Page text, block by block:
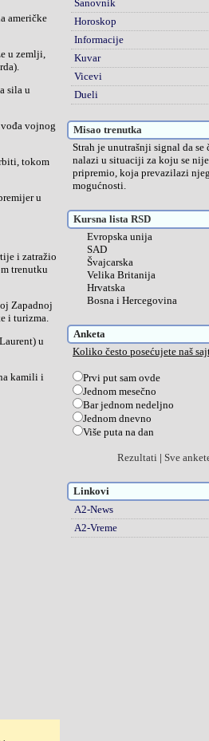
trenutku
i turizma.
Sanovnik
Horoskop
Informacije
Kuvar
Vicevi
Dueli
Misao trenutka
Strah je unutrašnji signal da se
nalazi u situaciji za koju se
pripremio, koja prevazilazi
mogućnosti.
Kursna lista RSD
Evropska unija
SAD
Švajcarska
Velika Britanija
Hrvatska
Bosna i Hercegovina
Anketa
Koliko često posećujete naš
Prvi put sam ovde
Jednom mesečno
Bar jednom nedeljno
Jednom dnevno
Više puta na dan
Rezultati | Sve
Linkovi
A2-News
A2-Vreme